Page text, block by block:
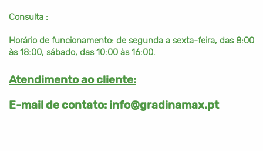
Consulta :
Horário de funcionamento: de segunda a sexta-feira, das 8:00
às 18:00, sábado, das 10:00 às 16:00.
Atendimento ao cliente:
E-mail de contato: info@gradinamax.pt